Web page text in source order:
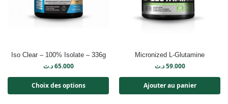
Iso Clear – 100% Isolate – 336g
65.000 د.ت
Choix des options
Micronized L-Glutamine
59.000 د.ت
Ajouter au panier